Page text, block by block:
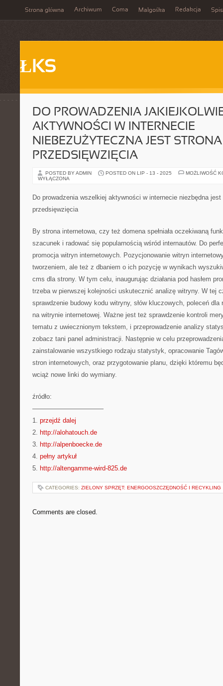
Strona główna Archiwum Coma Małgośka Redakcja
ŁKS
DO PROWADZENIA
AKTYWNOŚCI W INTERNECIE
NIEBEZUŻYTECZNA JEST STRONA
PRZEDSIĘWZIĘCIA
POSTED BY ADMIN POSTED ON LIP - 13 - 2025
MOŻLIWOŚĆ
WYŁĄCZONA
Do prowadzenia wszelkiej aktywności w internecie niezbędna
przedsięwzięcia
By strona internetowa, czy też domena spełniała oczekiwaną
szacunek i radować się popularnością wśród internautów. Do
promocja witryn internetowych. Pozycjonowanie witryn
tworzeniem, ale też z dbaniem o ich pozycję w wynikach
cms dla strony. W tym celu, inaugurując działania pod hasłem
trzeba w pierwszej kolejności uskutecznić analizę witryny. W tej
sprawdzenie budowy kodu witryny, słów kluczowych, poleceń
na witrynie internetowej. Ważne jest też sprawdzenie kontroli
tematu z uwiecznionym tekstem, i przeprowadzenie analizy
zobacz tani panel administracji. Następnie w celu
zainstalowanie wszystkiego rodzaju statystyk, opracowanie
stron internetowych, oraz przygotowanie planu, dzięki któremu
wciąż nowe linki do wymiany.
źródło:
———————————
1. przejdź dalej
2. http://alohatouch.de
3. http://alpenboecke.de
4. pełny artykuł
5. http://altengamme-wird-825.de
CATEGORIES: ZIELONY SPRZĘT: ENERGOOSZCZĘDNOŚĆ I RECYKLING
Comments are closed.